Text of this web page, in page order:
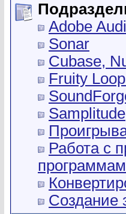
Adobe
Sonar
Cubase,
Fruity
Samplitude
Работа с
Создание